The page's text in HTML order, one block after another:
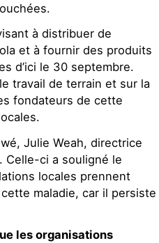
à distribuer de
et à fournir des produits
d’ici le 30 septembre.
travail de terrain et sur la
fondateurs de cette
Julie Weah, directrice
Celle-ci a souligné le
locales prennent
maladie, car il persiste
les organisations